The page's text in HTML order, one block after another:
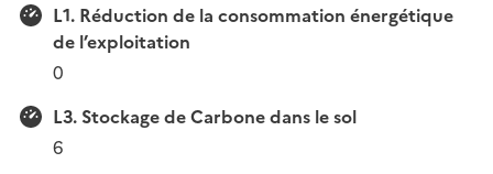
L1. Réduction de la consommation énergétique
de l’exploitation
0
L3. Stockage de Carbone dans le sol
6